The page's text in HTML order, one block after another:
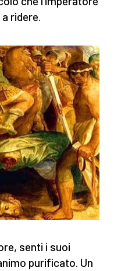
ridere.
senti i suoi
purificato. Un